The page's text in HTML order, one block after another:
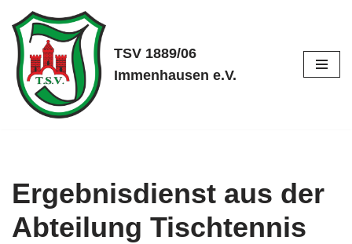
Zum
Inhalt
springen
TSV 1889/06
Immenhausen e.V.
Ergebnisdienst aus der
Abteilung Tischtennis